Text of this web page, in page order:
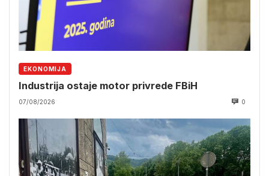
EKONOMIJA
Industrija ostaje motor privrede FBiH
07/08/2026 0